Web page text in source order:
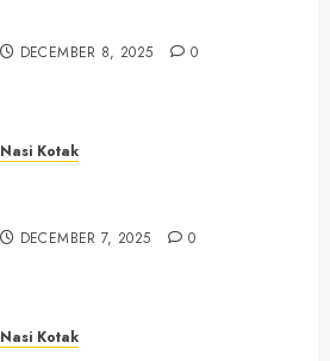
DECEMBER 8, 2025 0
Nasi Kotak
DECEMBER 7, 2025 0
Nasi Kotak